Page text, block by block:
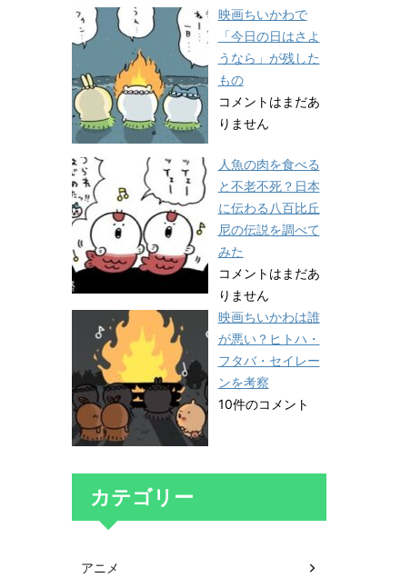
映画ちいかわで
「今日の日はさよ
うなら」が残した
もの
コメントはまだあ
りません
人魚の肉を食べる
と不老不死？日本
に伝わる八百比丘
尼の伝説を調べて
みた
コメントはまだあ
りません
映画ちいかわは誰
が悪い？ヒトハ・
フタバ・セイレー
ンを考察
10件のコメント
カテゴリー
アニメ